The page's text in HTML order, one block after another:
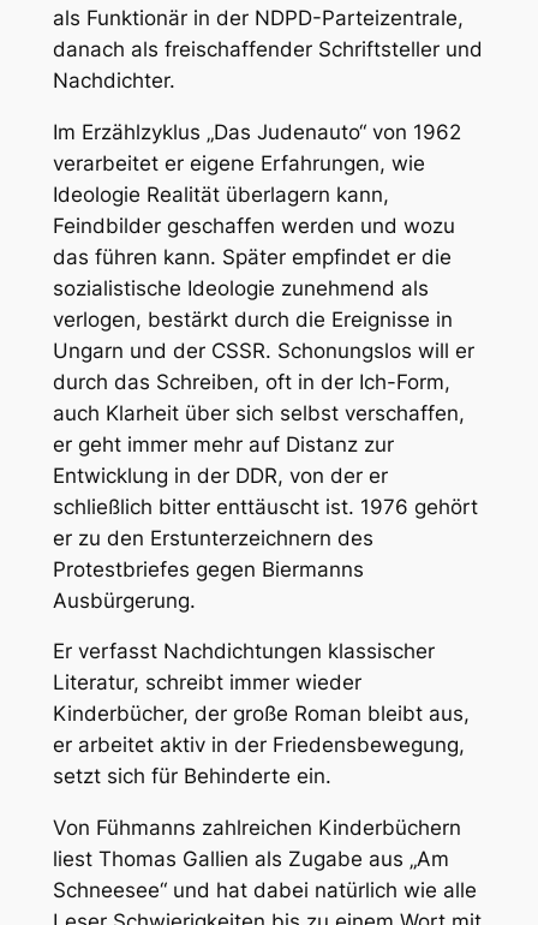
als Funktionär in der NDPD-Parteizentrale,
danach als freischaffender Schriftsteller und
Nachdichter.
Im Erzählzyklus „Das Judenauto“ von 1962
verarbeitet er eigene Erfahrungen, wie
Ideologie Realität überlagern kann,
Feindbilder geschaffen werden und wozu
das führen kann. Später empfindet er die
sozialistische Ideologie zunehmend als
verlogen, bestärkt durch die Ereignisse in
Ungarn und der CSSR. Schonungslos will er
durch das Schreiben, oft in der Ich-Form,
auch Klarheit über sich selbst verschaffen,
er geht immer mehr auf Distanz zur
Entwicklung in der DDR, von der er
schließlich bitter enttäuscht ist. 1976 gehört
er zu den Erstunterzeichnern des
Protestbriefes gegen Biermanns
Ausbürgerung.
Er verfasst Nachdichtungen klassischer
Literatur, schreibt immer wieder
Kinderbücher, der große Roman bleibt aus,
er arbeitet aktiv in der Friedensbewegung,
setzt sich für Behinderte ein.
Von Fühmanns zahlreichen Kinderbüchern
liest Thomas Gallien als Zugabe aus „Am
Schneesee“ und hat dabei natürlich wie alle